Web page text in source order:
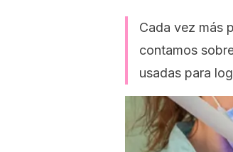
Cada vez más
contamos
usadas para